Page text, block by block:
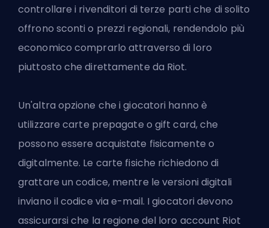
controllare i rivenditori di terze parti che di solito
offrono sconti o prezzi regionali, rendendolo più
economico comprarlo attraverso di loro
piuttosto che direttamente da Riot.
Un'altra opzione che i giocatori hanno è
utilizzare carte prepagate o gift card, che
possono essere acquistate fisicamente o
digitalmente. Le carte fisiche richiedono di
grattare un codice, mentre le versioni digitali
inviano il codice via e-mail. I giocatori devono
assicurarsi che la regione del loro account Riot